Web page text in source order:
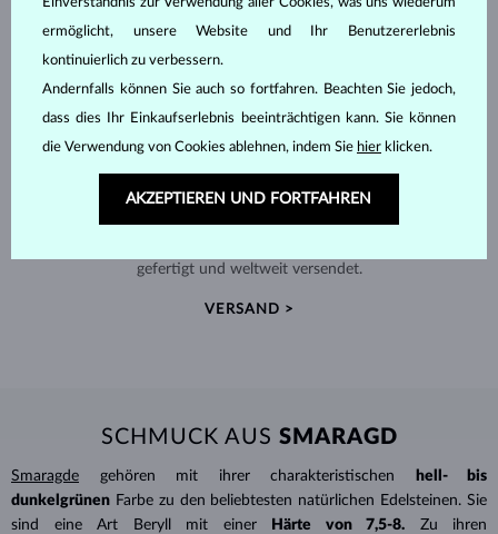
HANDGEFERTIGT IN PRAG
gefertigt und weltweit versendet.
VERSAND >
SCHMUCK AUS SMARAGD
Smaragde gehören mit ihrer charakteristischen
hell- bis
dunkelgrünen Farbe zu den beliebtesten natürlichen Edelsteinen. Sie
sind eine Art Beryll mit einer
Härte von 7,5-8.
Zu ihren
ermöglicht, unsere Website und Ihr Benutzererlebnis
kontinuierlich zu verbessern.
Andernfalls können Sie auch so fortfahren. Beachten Sie jedoch,
dass dies Ihr Einkaufserlebnis beeinträchtigen kann. Sie können
die Verwendung von Cookies ablehnen, indem Sie hier klicken.
AKZEPTIEREN UND FORTFAHREN